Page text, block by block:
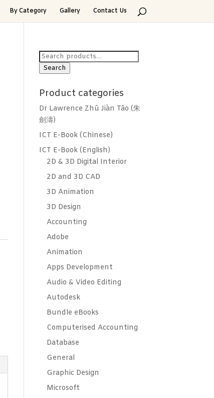
By Category Gallery Contact Us
Search
for:
Search
Product categories
Dr Lawrence Zhū Jiàn Tāo (朱
劍濤)
ICT E-Book (Chinese)
ICT E-Book (English)
2D & 3D Digital Interior
2D and 3D CAD
3D Animation
3D Design
Accounting
Adobe
Animation
Apps Development
Audio & Video Editing
Autodesk
Bundle eBooks
Computerised Accounting
Database
General
Graphic Design
Microsoft